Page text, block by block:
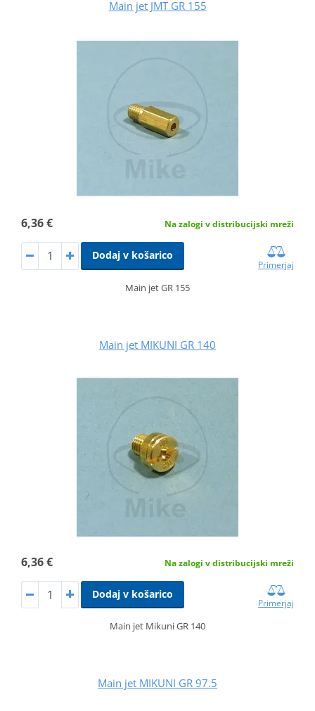
Main jet JMT GR 155
6,36 € Na zalogi v distribucijski mreži
Dodaj v košarico
Primerjaj
Main jet GR 155
Main jet MIKUNI GR 140
6,36 € Na zalogi v distribucijski mreži
Dodaj v košarico
Primerjaj
Main jet Mikuni GR 140
Main jet MIKUNI GR 97.5